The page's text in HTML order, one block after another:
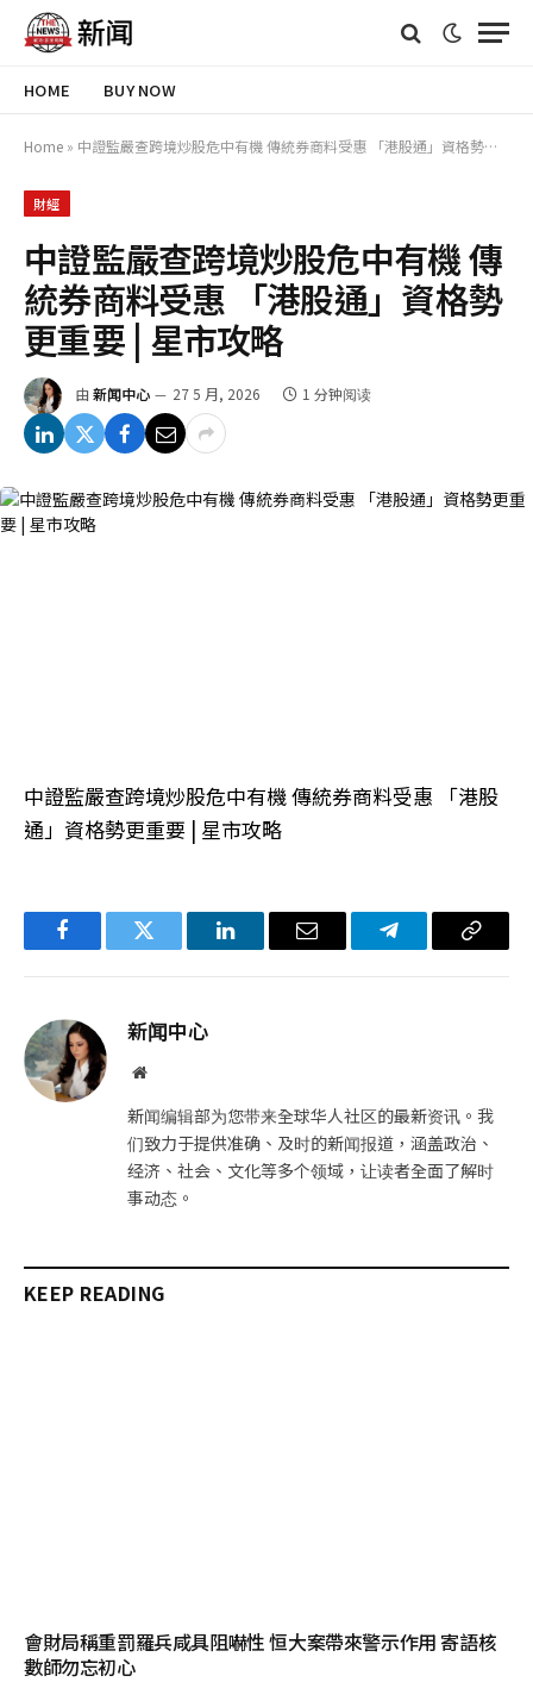
HOME BUY NOW
Home » 中證監嚴查跨境炒股危中有機 傳統券商料受惠 「港股通」資格勢更重要 | 星市攻略
財經
中證監嚴查跨境炒股危中有機 傳
統券商料受惠 「港股通」資格勢
更重要 | 星市攻略
由 新闻中心 27 5 月, 2026 1 分钟阅读
中證監嚴查跨境炒股危中有機 傳統券商料受惠 「港股
通」資格勢更重要 | 星市攻略
FacebookTwitter LinkedIn电
Telegram复
新闻中心
网
新闻编辑部为您带来全球华人社区的最新资讯。我
们致力于提供准确、及时的新闻报道，涵盖政治、
经济、社会、文化等多个领域，让读者全面了解时
事动态。
KEEP READING
會財局稱重罰羅兵咸具阻嚇性 恒大案帶來警示作用 寄語核
數師勿忘初心